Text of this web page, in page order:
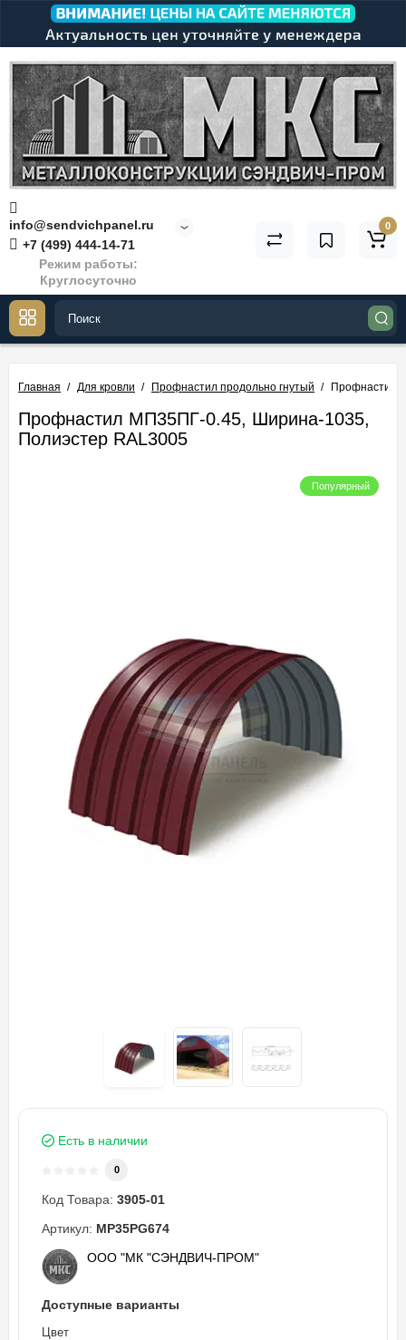
info@sendvichpanel.ru
+7 (499) 444-14-71
Режим работы:
Круглосуточно
0
Главная Для кровли Профнастил продольно гнутый Профнастил
Профнастил МП35ПГ-0.45, Ширина-1035,
Полиэстер RAL3005
Популярный
Есть в наличии
0
Код Товара: 3905-01
Артикул: MP35PG674
ООО "МК "СЭНДВИЧ-ПРОМ"
Доступные варианты
Цвет